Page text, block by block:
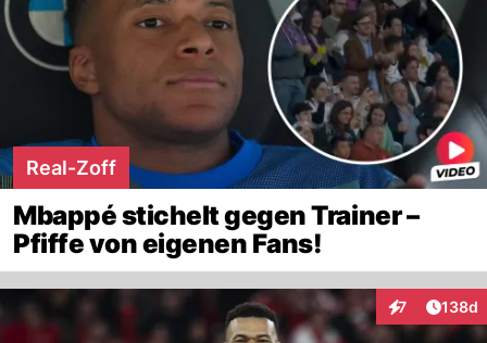
Real-Zoff
Mbappé stichelt gegen Trainer –
Pfiffe von eigenen Fans!
7
Interaktionen
138d